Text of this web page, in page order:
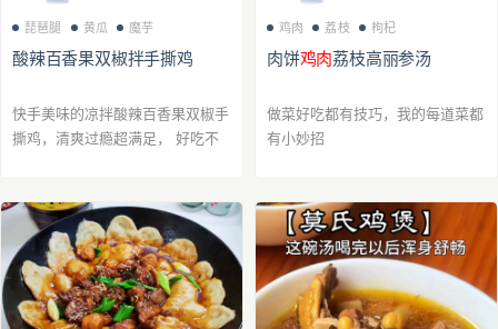
琵琶腿 黄瓜 魔芋
酸辣百香果双椒拌手撕鸡
快手美味的凉拌酸辣百香果双椒手
撕鸡，清爽过瘾超满足， 好吃不
鸡肉 荔枝 枸杞
肉饼鸡肉荔枝高丽参汤
做菜好吃都有技巧，我的每道菜都
有小妙招